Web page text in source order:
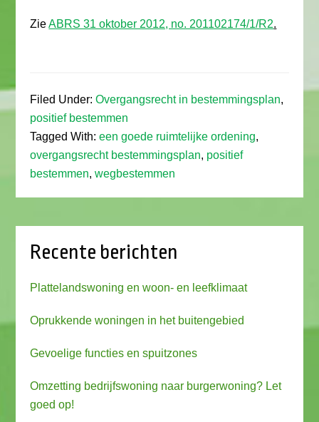
ZieABRS 31 oktober 2012, no. 201102174/1/R2.
Filed Under:Overgangsrecht in bestemmingsplan,
positief bestemmen
Tagged With:een goede ruimtelijke ordening,
overgangsrecht bestemmingsplan, positief
bestemmen,wegbestemmen
Recente berichten
Plattelandswoning en woon- en leefklimaat
Oprukkende woningen in het buitengebied
Gevoelige functies en spuitzones
Omzetting bedrijfswoning naar burgerwoning? Let
goed op!